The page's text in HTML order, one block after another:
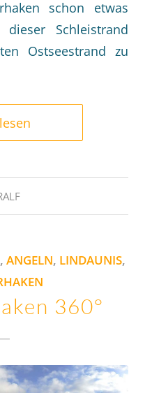
schon etwas
Schleistrand
Ostseestrand zu
,ANGELN, LINDAUNIS,
360°